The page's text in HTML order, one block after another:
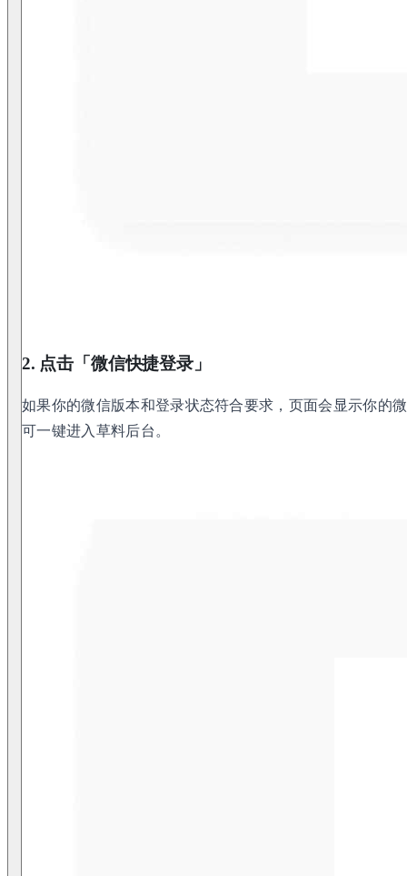
2. 点击「微信快捷登录」
如果你的微信版本和登录状态符合要求，页面会显示你的
可一键进入草料后台。